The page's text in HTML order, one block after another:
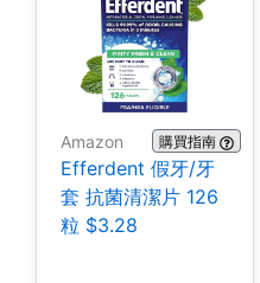
Amazon 購買指南
Efferdent 假牙/牙
套 抗菌清潔片 126
粒 $3.28